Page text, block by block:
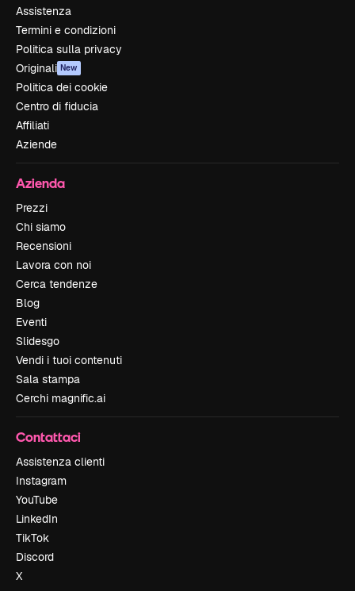
Assistenza
Termini e condizioni
Politica sulla privacy
Originali New
Politica dei cookie
Centro di fiducia
Affiliati
Aziende
Azienda
Prezzi
Chi siamo
Recensioni
Lavora con noi
Cerca tendenze
Blog
Eventi
Slidesgo
Vendi i tuoi contenuti
Sala stampa
Cerchi magnific.ai
Contattaci
Assistenza clienti
Instagram
YouTube
LinkedIn
TikTok
Discord
X